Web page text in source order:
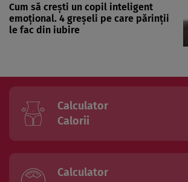
Cum să crești un copil inteligent
emoțional. 4 greșeli pe care părinții
le fac din iubire
Calculator
Calorii
Calculator